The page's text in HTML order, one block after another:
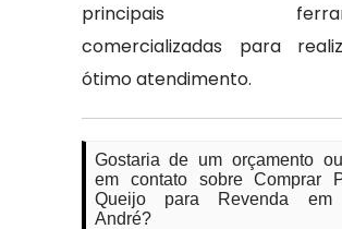
principais
comercializadas para
ótimo atendimento.
Gostaria de um orçamento
em contato sobre Comprar
Queijo para Revenda em
André?